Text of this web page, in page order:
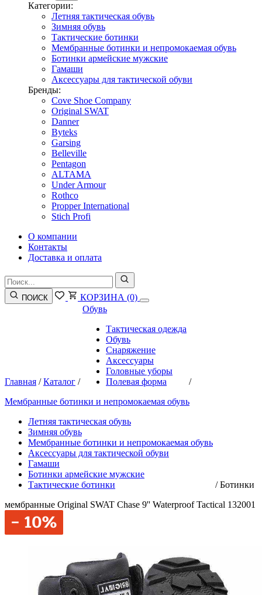
Категории:
Летняя тактическая обувь
Зимняя обувь
Тактические ботинки
Мембранные ботинки и непромокаемая обувь
Ботинки армейские мужские
Гамаши
Аксессуары для тактической обуви
Бренды:
Cove Shoe Company
Original SWAT
Danner
Byteks
Garsing
Belleville
Pentagon
ALTAMA
Under Armour
Rothco
Propper International
Stich Profi
О компании
Контакты
Доставка и оплата
ПОИСК КОРЗИНА (0)
Главная /Каталог /
Обувь
Тактическая одежда
Обувь
Снаряжение
Аксессуары
Головные уборы
Полевая форма
/
Мембранные ботинки и непромокаемая обувь
Летняя тактическая обувь
Зимняя обувь
Мембранные ботинки и непромокаемая обувь
Аксессуары для тактической обуви
Гамаши
Ботинки армейские мужские
Тактические ботинки
/Ботинки
мембранные Original SWAT Chase 9'' Waterproof Tactical 132001